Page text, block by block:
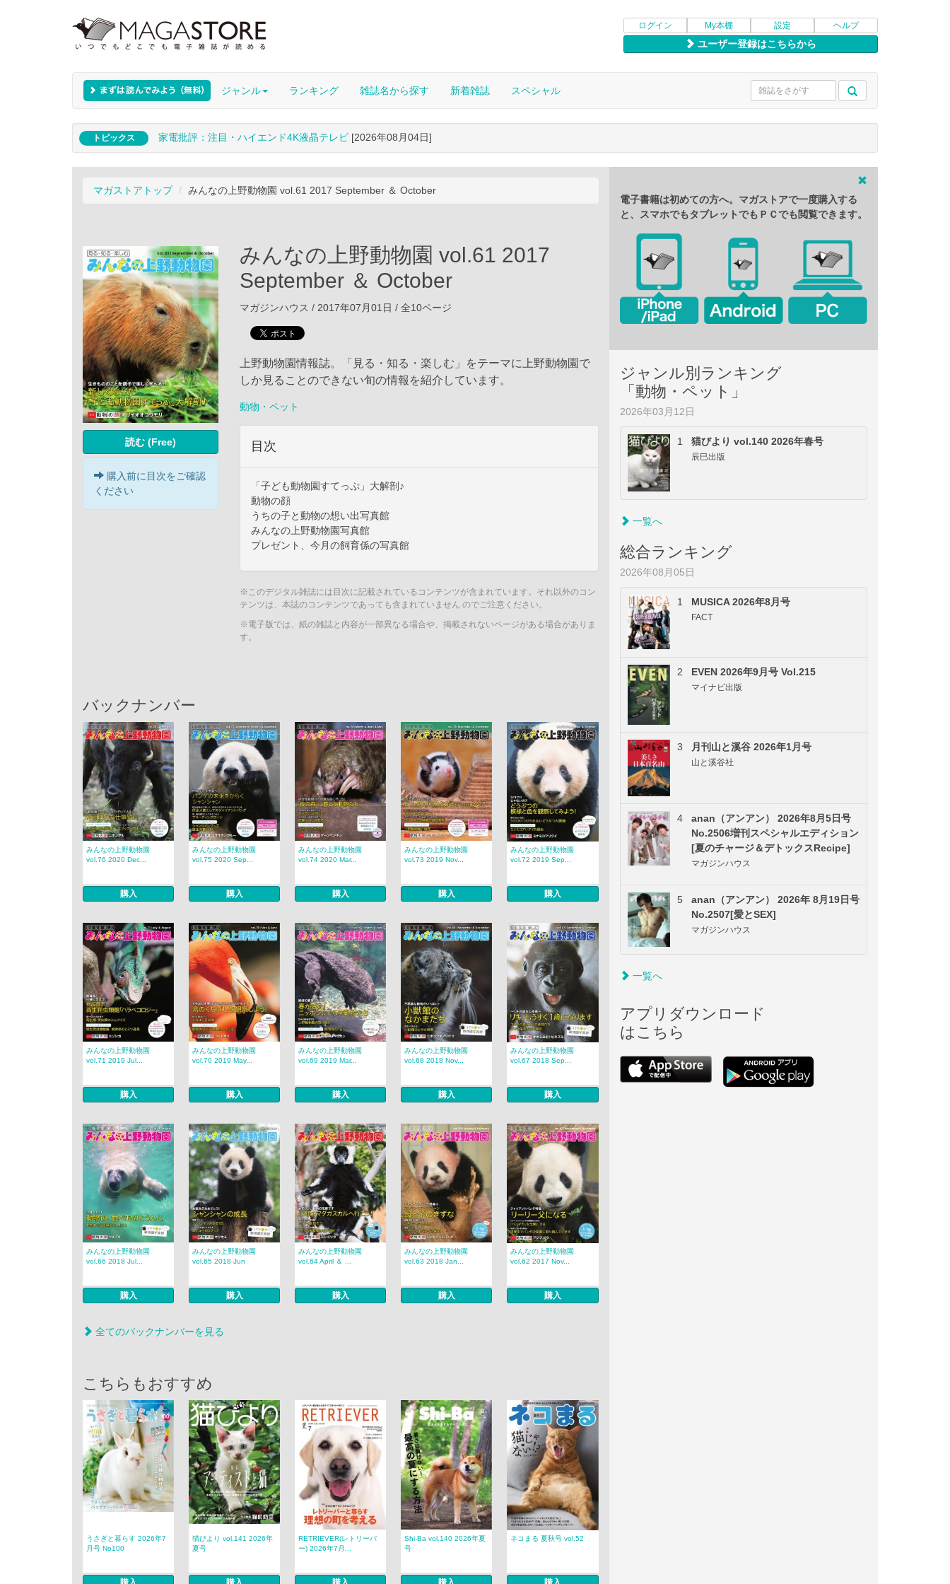
ログイン My本棚 設定 ヘルプ
ユーザー登録はこちらから
ジャンル ランキング 雑誌名から探す 新着雑誌 スペシャル
トピックス 家電批評：注目・ハイエンド4K液晶テレビ [2026年08月04日]
マガストアトップ みんなの上野動物園 vol.61 2017 September ＆ October
読む (Free)
購入前に目次をご確認
ください
みんなの上野動物園 vol.61 2017
September ＆ October
マガジンハウス / 2017年07月01日 / 全10ページ
上野動物園情報誌。「見る・知る・楽しむ」をテーマに上野動物園で
しか見ることのできない旬の情報を紹介しています。
動物・ペット
目次
「子ども動物園すてっぷ」大解剖♪
動物の顔
うちの子と動物の想い出写真館
みんなの上野動物園写真館
プレゼント、今月の飼育係の写真館
※このデジタル雑誌には目次に記載されているコンテンツが含まれています。それ以外のコン
テンツは、本誌のコンテンツであっても含まれていません のでご注意ください。
※電子版では、紙の雑誌と内容が一部異なる場合や、掲載されないページがある場合がありま
す。
バックナンバー
みんなの上野動物園
vol.76 2020 Dec...
購入
みんなの上野動物園
vol.75 2020 Sep...
購入
みんなの上野動物園
vol.74 2020 Mar...
購入
みんなの上野動物園
vol.73 2019 Nov...
購入
みんなの上野動物園
vol.72 2019 Sep...
購入
みんなの上野動物園
vol.71 2019 Jul...
購入
みんなの上野動物園
vol.70 2019 May...
購入
みんなの上野動物園
vol.69 2019 Mar...
購入
みんなの上野動物園
vol.68 2018 Nov...
購入
みんなの上野動物園
vol.67 2018 Sep...
購入
みんなの上野動物園
vol.66 2018 Jul...
購入
みんなの上野動物園
vol.65 2018 Jun
購入
みんなの上野動物園
vol.64 April ＆ ...
購入
みんなの上野動物園
vol.63 2018 Jan...
購入
みんなの上野動物園
vol.62 2017 Nov...
購入
全てのバックナンバーを見る
こちらもおすすめ
うさぎと暮らす 2026年7
月号 No100
猫びより vol.141 2026年
夏号
RETRIEVER(レトリーバ
ー) 2026年7月...
Shi-Ba vol.140 2026年夏
号
ネコまる 夏秋号 vol.52
電子書籍は初めての方へ。マガストアで一度購入する
と、スマホでもタブレットでもＰＣでも閲覧できます。
ジャンル別ランキング
「動物・ペット」
2026年03月12日
1 猫びより vol.140 2026年春号
辰巳出版
一覧へ
総合ランキング
2026年08月05日
1 MUSICA 2026年8月号
FACT
2 EVEN 2026年9月号 Vol.215
マイナビ出版
3 月刊山と溪谷 2026年1月号
山と溪谷社
4
anan（アンアン） 2026年8月5日号
No.2506増刊スペシャルエディション
[夏のチャージ＆デトックスRecipe]
マガジンハウス
5
anan（アンアン） 2026年 8月19日号
No.2507[愛とSEX]
マガジンハウス
一覧へ
アプリダウンロード
はこちら